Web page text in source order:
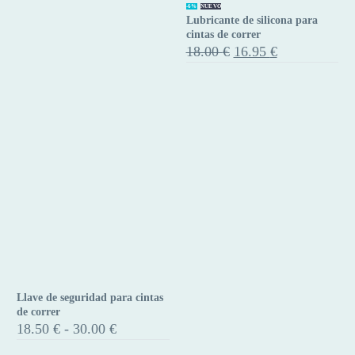
Llave
de
Llave de seguridad para cintas
de correr
18.50 € - 30.00 €Rango
de
silicona
-6% NUEVO
Lubricante de silicona para
cintas de correr
18.00€ El
precio
16.95 €El
precio